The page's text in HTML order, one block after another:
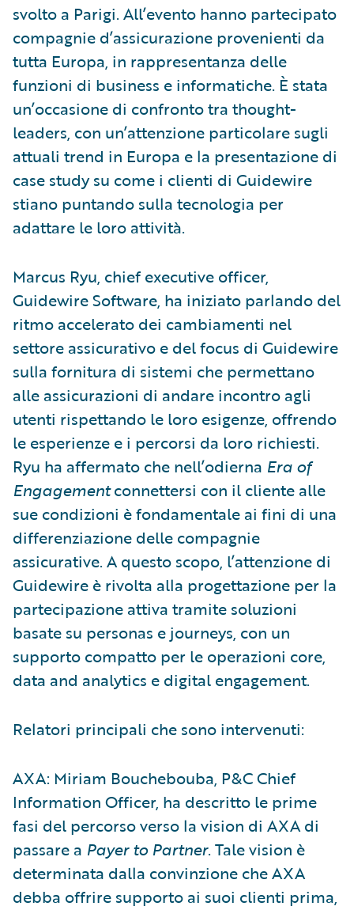
svolto a Parigi. All’evento hanno partecipato
compagnie d’assicurazione provenienti da
tutta Europa, in rappresentanza delle
funzioni di business e informatiche. È stata
un’occasione di confronto tra thought-
leaders, con un’attenzione particolare sugli
attuali trend in Europa e la presentazione di
case study su come i clienti di Guidewire
stiano puntando sulla tecnologia per
adattare le loro attività.
Marcus Ryu, chief executive officer,
Guidewire Software, ha iniziato parlando del
ritmo accelerato dei cambiamenti nel
settore assicurativo e del focus di Guidewire
sulla fornitura di sistemi che permettano
alle assicurazioni di andare incontro agli
utenti rispettando le loro esigenze, offrendo
le esperienze e i percorsi da loro richiesti.
Ryu ha affermato che nell’odierna Era of
Engagementconnettersi con il cliente alle
sue condizioni è fondamentale ai fini di una
differenziazione delle compagnie
assicurative. A questo scopo, l’attenzione di
Guidewire è rivolta alla progettazione per la
partecipazione attiva tramite soluzioni
basate su personas e journeys, con un
supporto compatto per le operazioni core,
data and analytics e digital engagement.
Relatori principali che sono intervenuti:
AXA: Miriam Bouchebouba, P&C Chief
Information Officer, ha descritto le prime
fasi del percorso verso la vision di AXA di
passare a Payer to Partner. Tale vision è
determinata dalla convinzione che AXA
debba offrire supporto ai suoi clienti prima,